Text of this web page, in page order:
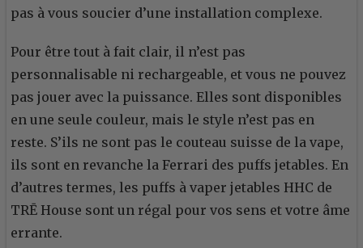
pas à vous soucier d’une installation complexe.
Pour être tout à fait clair, il n’est pas
personnalisable ni rechargeable, et vous ne pouvez
pas jouer avec la puissance. Elles sont disponibles
en une seule couleur, mais le style n’est pas en
reste. S’ils ne sont pas le couteau suisse de la vape,
ils sont en revanche la Ferrari des puffs jetables. En
d’autres termes, les puffs à vaper jetables HHC de
TRĒ House sont un régal pour vos sens et votre âme
errante.